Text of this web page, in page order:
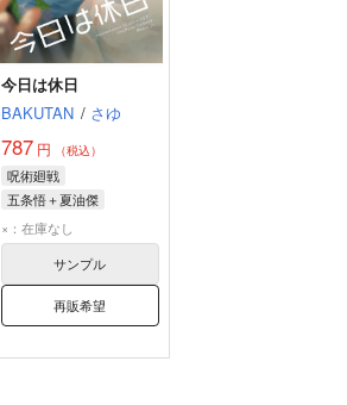
今日は休日
BAKUTAN / さゆ
787 円 （税込）
呪術廻戦
五条悟＋夏油傑
夏油傑
五条悟
×：在庫なし
サンプル
再販希望